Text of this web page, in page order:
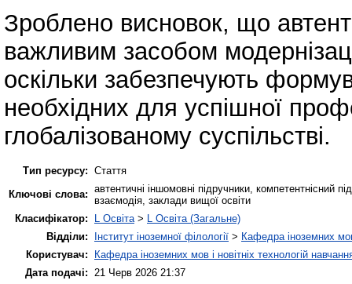
Зроблено висновок, що
важливим засобом
оскільки забезпечують
необхідних для успішної
глобалізованому суспільстві.
Тип ресурсу: Стаття
Ключові слова: автентичні іншомовні підручники, компетентнісний
взаємодія, заклади вищої освіти
Класифікатор:
L Освіта> L Освіта (Загальне)
Відділи:
Інститут іноземної філології > Кафедра іноземних
Користувач:
Кафедра іноземних мов і новітніх технологій
Дата подачі: 21 Черв 2026 21:37